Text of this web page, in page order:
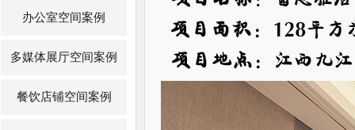
办公室空间案例
多媒体展厅空间案例
餐饮店铺空间案例